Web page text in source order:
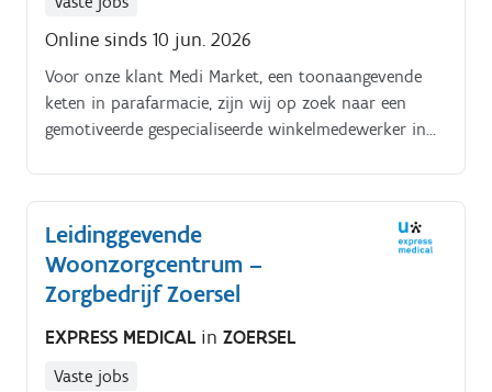
Online sinds 10 jun. 2026
Voor onze klant Medi Market, een toonaangevende
keten in parafarmacie, zijn wij op zoek naar een
gemotiveerde gespecialiseerde winkelmedewerker in
Leidinggevende
Woonzorgcentrum –
Zorgbedrijf Zoersel
EXPRESS MEDICAL in ZOERSEL
Vaste jobs